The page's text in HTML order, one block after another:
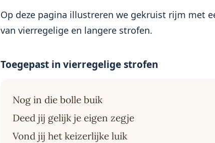
Op deze pagina illustreren we gekruist rijm met
van vierregelige en langere strofen.
Toegepast in vierregelige strofen
Nog in die bolle buik
Deed jij gelijk je eigen zegje
Vond jij het keizerlijke luik